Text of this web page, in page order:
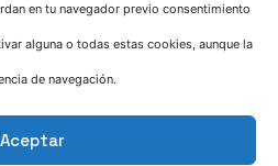
en tu navegador previo consentimiento
alguna o todas estas cookies, aunque la
de navegación.
Aceptar